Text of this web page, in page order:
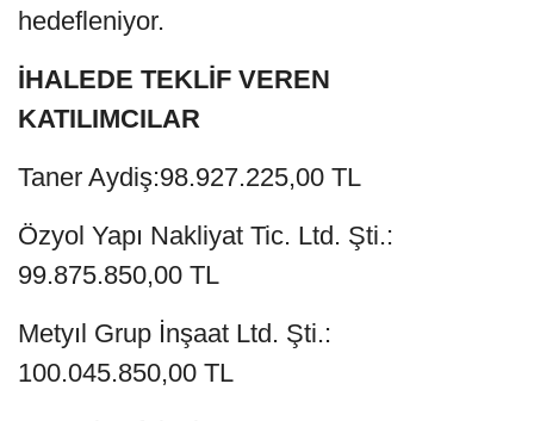
hedefleniyor.
İHALEDE TEKLİF VEREN
KATILIMCILAR
Taner Aydiş:98.927.225,00 TL
Özyol Yapı Nakliyat Tic. Ltd. Şti.:
99.875.850,00 TL
Metyıl Grup İnşaat Ltd. Şti.:
100.045.850,00 TL